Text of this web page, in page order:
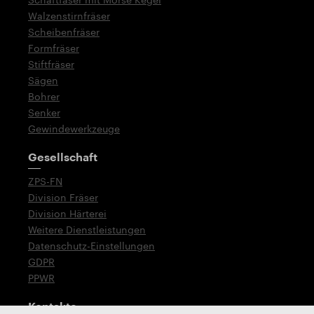
Walzenstirnfräser
Scheibenfräser
Formfräser
Stiftfräser
Sägen
Bohrer
Senker
Gewindewerkzeuge
Gesellschaft
ZPS-FN
Division Fräser
Division Härterei
Weitere Dienstleistungen
Datenschutz-Einstellungen
GDPR
PPWR
Kontakte